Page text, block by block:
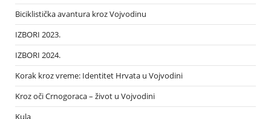
Biciklistička avantura kroz Vojvodinu
IZBORI 2023.
IZBORI 2024.
Korak kroz vreme: Identitet Hrvata u Vojvodini
Kroz oči Crnogoraca – život u Vojvodini